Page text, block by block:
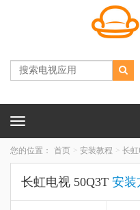
Toggle
您的位置： 首页 安装教程 长虹
长虹电视 50Q3T 安装